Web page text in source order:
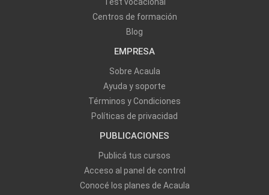
Centros de formación
Blog
EMPRESA
Sobre Acaula
Ayuda y soporte
Términos y Condiciones
Políticas de privacidad
PUBLICACIONES
Publicá tus cursos
Acceso al panel de control
Conocé los planes de Acaula